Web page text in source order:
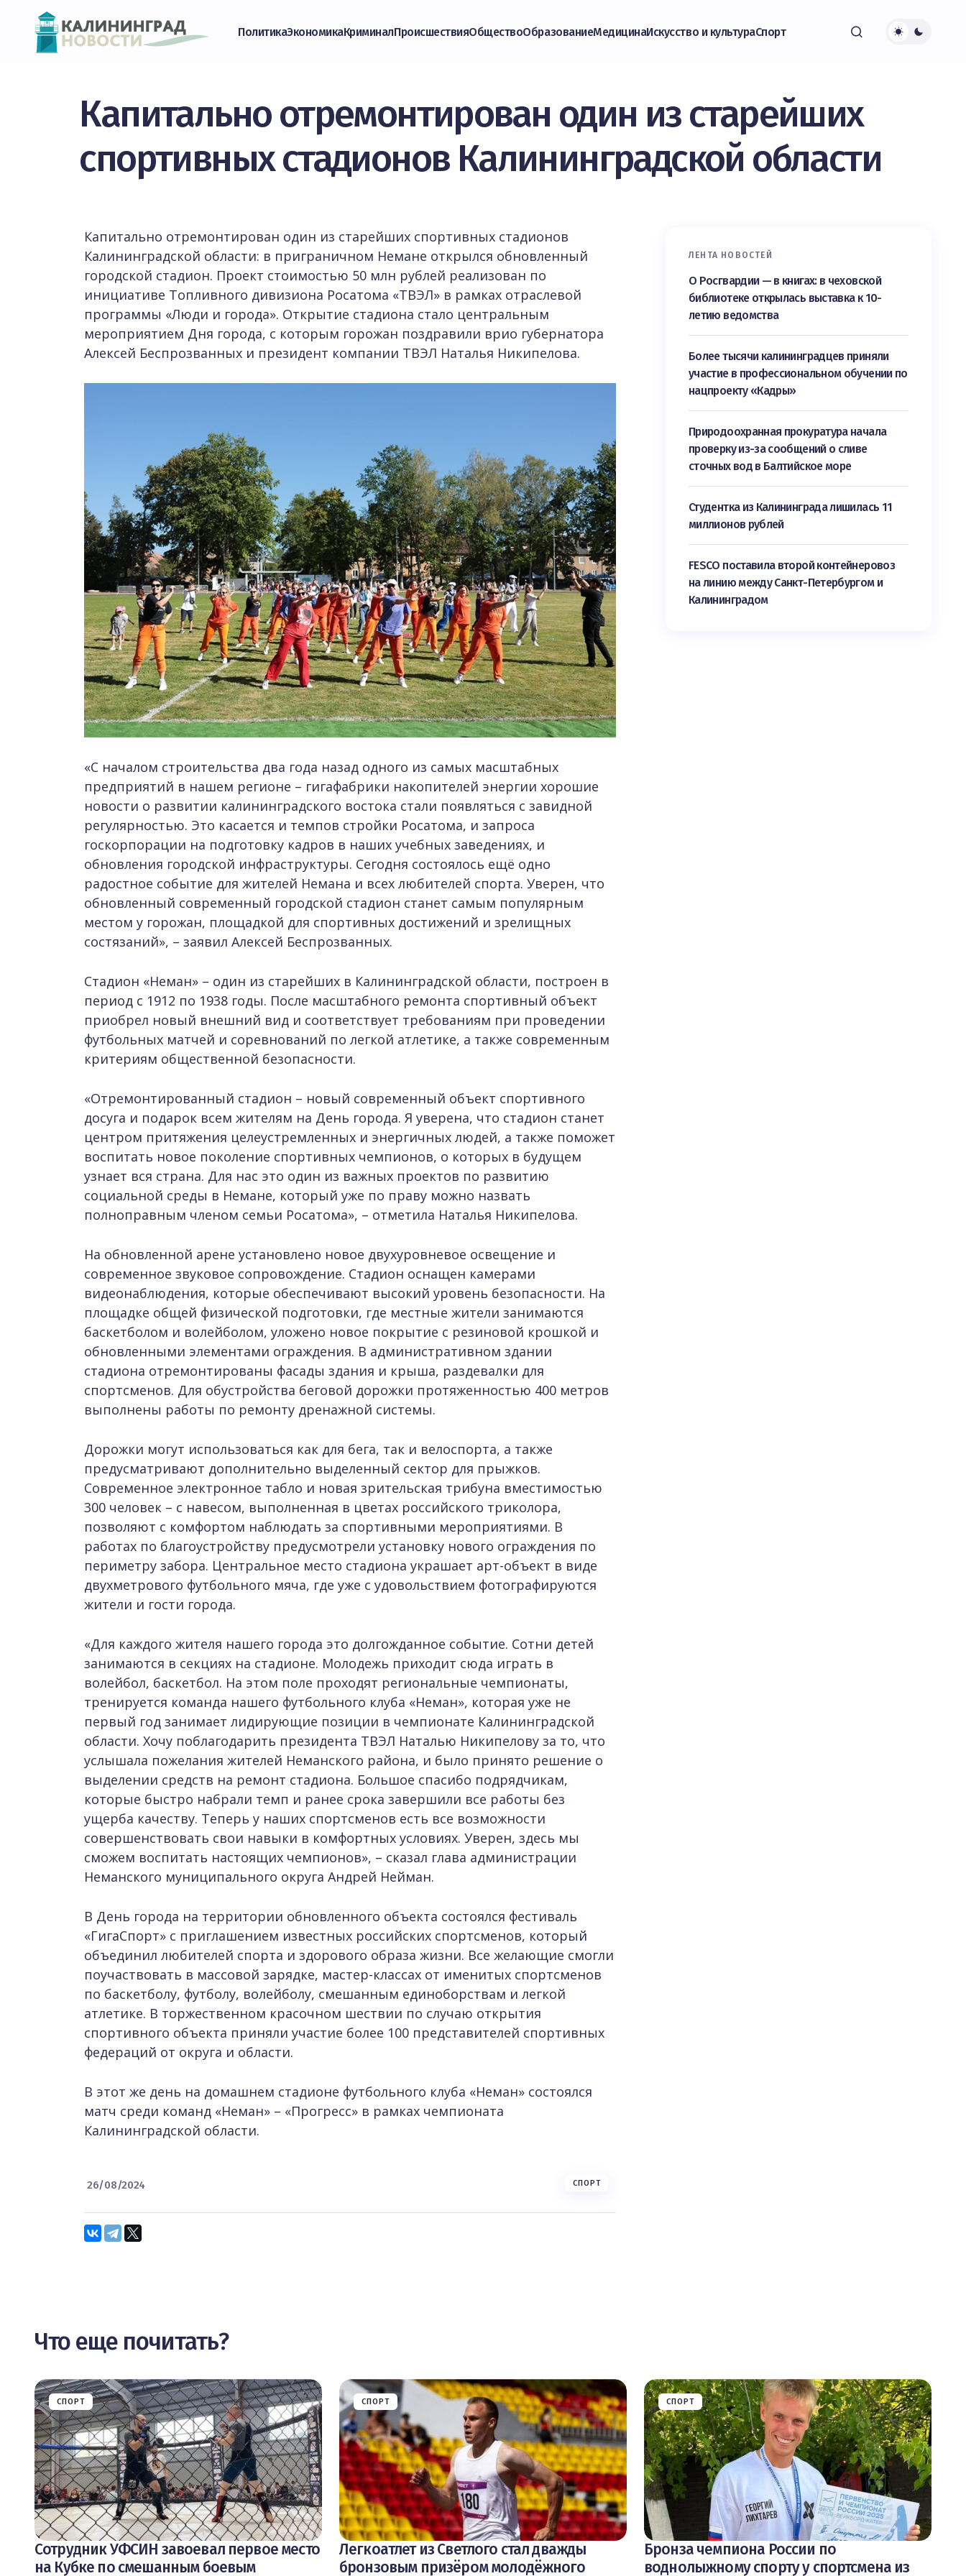
ПолитикаЭкономикаКриминалПроисшествияОбществоОбразованиеМедицинаИскусство и культураСпорт
Капитально отремонтирован один из старейших
спортивных стадионов Калининградской области
Капитально отремонтирован один из старейших спортивных стадионов
Калининградской области: в приграничном Немане открылся обновленный
городской стадион. Проект стоимостью 50 млн рублей реализован по
инициативе Топливного дивизиона Росатома «ТВЭЛ» в рамках отраслевой
программы «Люди и города». Открытие стадиона стало центральным
мероприятием Дня города, с которым горожан поздравили врио губернатора
Алексей Беспрозванных и президент компании ТВЭЛ Наталья Никипелова.
«С началом строительства два года назад одного из самых масштабных
предприятий в нашем регионе – гигафабрики накопителей энергии хорошие
новости о развитии калининградского востока стали появляться с завидной
регулярностью. Это касается и темпов стройки Росатома, и запроса
госкорпорации на подготовку кадров в наших учебных заведениях, и
обновления городской инфраструктуры. Сегодня состоялось ещё одно
радостное событие для жителей Немана и всех любителей спорта. Уверен, что
обновленный современный городской стадион станет самым популярным
местом у горожан, площадкой для спортивных достижений и зрелищных
состязаний», – заявил Алексей Беспрозванных.
Стадион «Неман» – один из старейших в Калининградской области, построен в
период с 1912 по 1938 годы. После масштабного ремонта спортивный объект
приобрел новый внешний вид и соответствует требованиям при проведении
футбольных матчей и соревнований по легкой атлетике, а также современным
критериям общественной безопасности.
«Отремонтированный стадион – новый современный объект спортивного
досуга и подарок всем жителям на День города. Я уверена, что стадион станет
центром притяжения целеустремленных и энергичных людей, а также поможет
воспитать новое поколение спортивных чемпионов, о которых в будущем
узнает вся страна. Для нас это один из важных проектов по развитию
социальной среды в Немане, который уже по праву можно назвать
полноправным членом семьи Росатома», – отметила Наталья Никипелова.
На обновленной арене установлено новое двухуровневое освещение и
современное звуковое сопровождение. Стадион оснащен камерами
видеонаблюдения, которые обеспечивают высокий уровень безопасности. На
площадке общей физической подготовки, где местные жители занимаются
баскетболом и волейболом, уложено новое покрытие с резиновой крошкой и
обновленными элементами ограждения. В административном здании
стадиона отремонтированы фасады здания и крыша, раздевалки для
спортсменов. Для обустройства беговой дорожки протяженностью 400 метров
выполнены работы по ремонту дренажной системы.
Дорожки могут использоваться как для бега, так и велоспорта, а также
предусматривают дополнительно выделенный сектор для прыжков.
Современное электронное табло и новая зрительская трибуна вместимостью
300 человек – с навесом, выполненная в цветах российского триколора,
позволяют с комфортом наблюдать за спортивными мероприятиями. В
работах по благоустройству предусмотрели установку нового ограждения по
периметру забора. Центральное место стадиона украшает арт-объект в виде
двухметрового футбольного мяча, где уже с удовольствием фотографируются
жители и гости города.
«Для каждого жителя нашего города это долгожданное событие. Сотни детей
занимаются в секциях на стадионе. Молодежь приходит сюда играть в
волейбол, баскетбол. На этом поле проходят региональные чемпионаты,
тренируется команда нашего футбольного клуба «Неман», которая уже не
первый год занимает лидирующие позиции в чемпионате Калининградской
области. Хочу поблагодарить президента ТВЭЛ Наталью Никипелову за то, что
услышала пожелания жителей Неманского района, и было принято решение о
выделении средств на ремонт стадиона. Большое спасибо подрядчикам,
которые быстро набрали темп и ранее срока завершили все работы без
ущерба качеству. Теперь у наших спортсменов есть все возможности
совершенствовать свои навыки в комфортных условиях. Уверен, здесь мы
сможем воспитать настоящих чемпионов», – сказал глава администрации
Неманского муниципального округа Андрей Нейман.
В День города на территории обновленного объекта состоялся фестиваль
«ГигаСпорт» с приглашением известных российских спортсменов, который
объединил любителей спорта и здорового образа жизни. Все желающие смогли
поучаствовать в массовой зарядке, мастер-классах от именитых спортсменов
по баскетболу, футболу, волейболу, смешанным единоборствам и легкой
атлетике. В торжественном красочном шествии по случаю открытия
спортивного объекта приняли участие более 100 представителей спортивных
федераций от округа и области.
В этот же день на домашнем стадионе футбольного клуба «Неман» состоялся
матч среди команд «Неман» – «Прогресс» в рамках чемпионата
Калининградской области.
26/08/2024 СПОРТ
ЛЕНТА НОВОСТЕЙ
О Росгвардии — в книгах: в чеховской
библиотеке открылась выставка к 10-
летию ведомства
Более тысячи калининградцев приняли
участие в профессиональном обучении по
нацпроекту «Кадры»
Природоохранная прокуратура начала
проверку из-за сообщений о сливе
сточных вод в Балтийское море
Студентка из Калининграда лишилась 11
миллионов рублей
FESCO поставила второй контейнеровоз
на линию между Санкт-Петербургом и
Калининградом
Что еще почитать?
СПОРТ
Сотрудник УФСИН завоевал первое место
на Кубке по смешанным боевым
СПОРТ
Легкоатлет из Светлого стал дважды
бронзовым призёром молодёжного
СПОРТ
Бронза чемпиона России по
воднолыжному спорту у спортсмена из